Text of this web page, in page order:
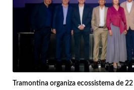
Tramontina organiza ecossistema de